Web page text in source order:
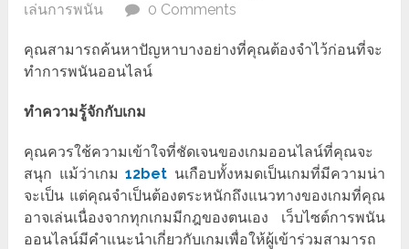
เล่นการพนัน
0 Comments
คุณสามารถค้นหาปัญหาบางอย่างที่คุณต้องจำไว้ก่อนที่จะ
ทำการพนันออนไลน์
ทำความรู้จักกับเกม
คุณควรใช้ความเข้าใจที่ชัดเจนของเกมออนไลน์ที่คุณจะ
สนุก แม้ว่าเกม12bet นเกือบทั้งหมดเป็นเกมที่มีความน่า
จะเป็น แต่คุณจำเป็นต้องตระหนักถึงแนวทางของเกมที่คุณ
อาจเล่นเนื่องจากทุกเกมมีกฎของตนเอง เว็บไซต์การพนัน
ออนไลน์มีคำแนะนำเกี่ยวกับเกมเพื่อให้ผู้เข้าร่วมสามารถ